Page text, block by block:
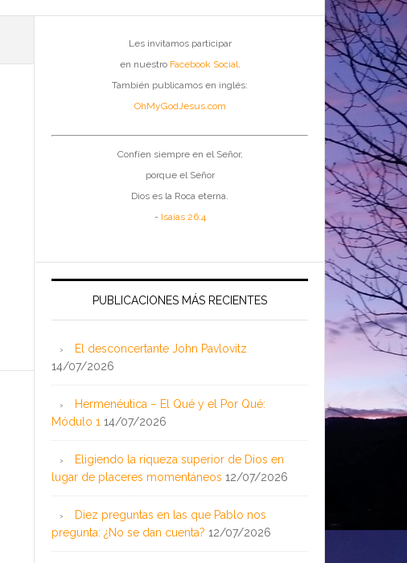
Les invitamos participar
en nuestro Facebook Social.
También publicamos en inglés:
OhMyGodJesus.com
Confíen siempre en el Señor,
porque el Señor
Dios es la Roca eterna.
- Isaías 26:4
PUBLICACIONES MÁS RECIENTES
El desconcertante John Pavlovitz
14/07/2026
Hermenéutica – El Qué y el Por Qué:
Módulo 1 14/07/2026
Eligiendo la riqueza superior de Dios en
lugar de placeres momentáneos 12/07/2026
Diez preguntas en las que Pablo nos
pregunta: ¿No se dan cuenta? 12/07/2026